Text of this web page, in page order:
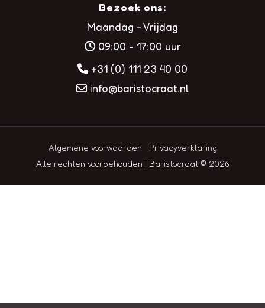
Bezoek ons:
Maandag - Vrijdag
09:00 - 17:00 uur
+31 (0) 111 23 40 00
info@baristocraat.nl
Algemene voorwaarden
Privacyverklaring
Alle rechten voorbehouden | Baristocraat © 2026